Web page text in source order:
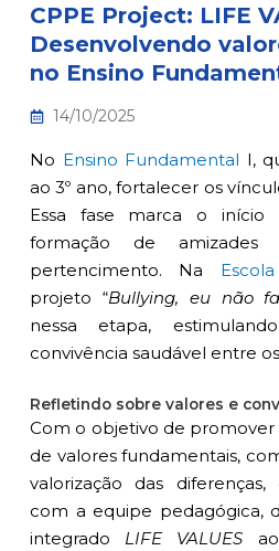
CPPE Project: LIFE
Desenvolvendo
no Ensino
14/10/2025
No Ensino Fundamental I,
ao 3º ano, fortalecer os
Essa fase marca o início
formação de
pertencimento. Na
projeto “Bullying, eu não
nessa etapa,
convivência saudável entre
Refletindo sobre valores e
Com o objetivo de promover
de valores fundamentais,
valorização das
com a equipe pedagógica,
integrado LIFE VALUES